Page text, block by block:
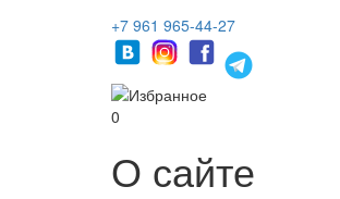
+7 961 965-44-27
0
О сайте